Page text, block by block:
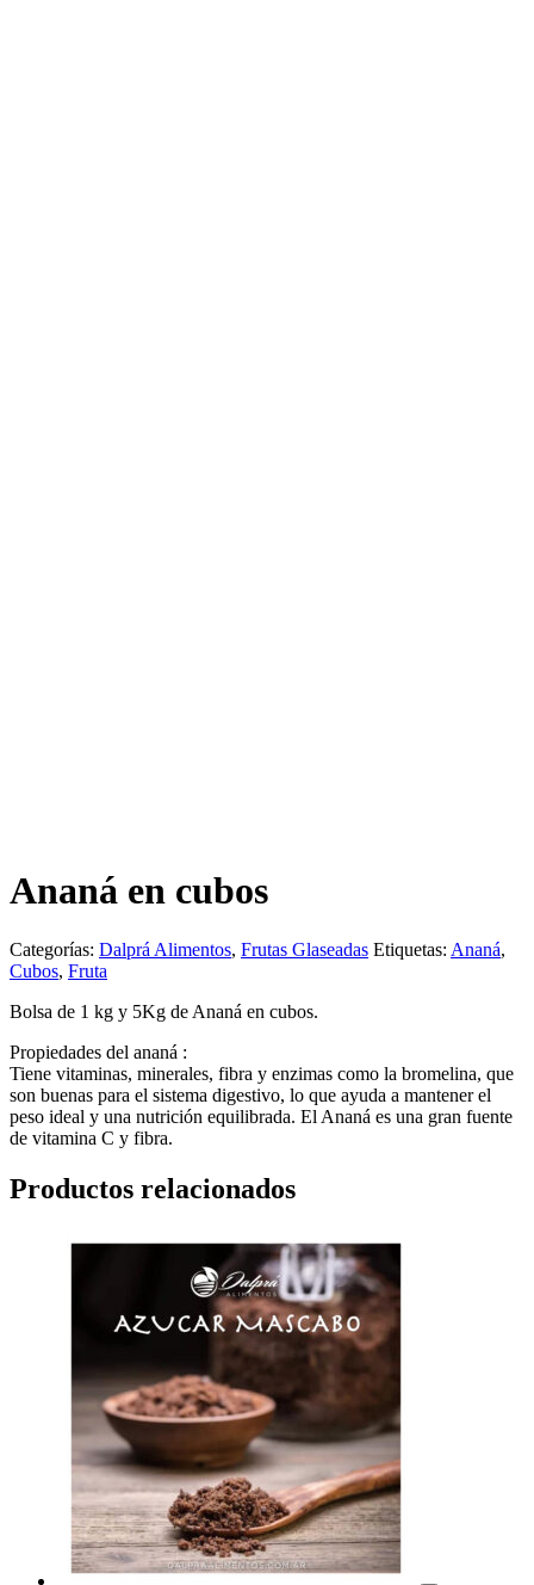
Ananá en cubos
Categorías: Dalprá Alimentos, Frutas Glaseadas Etiquetas: Ananá,
Cubos, Fruta
Bolsa de 1 kg y 5Kg de Ananá en cubos.
Propiedades del ananá :
Tiene vitaminas, minerales, fibra y enzimas como la bromelina, que
son buenas para el sistema digestivo, lo que ayuda a mantener el
peso ideal y una nutrición equilibrada. El Ananá es una gran fuente
de vitamina C y fibra.
Productos relacionados